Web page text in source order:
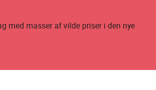
med masser af vilde priser i den nye